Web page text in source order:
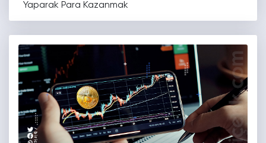
Yaparak Para Kazanmak